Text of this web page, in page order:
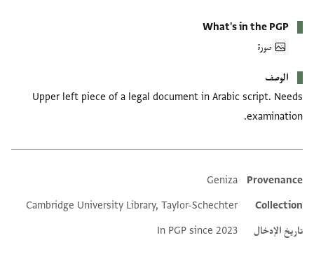
What's in the PGP
صورة
الوصف
Upper left piece of a legal document in Arabic script. Needs
examination.
Additional metadata
Provenance
Geniza
Collection
Cambridge University Library, Taylor-Schechter
تاريخ الإدخال
In PGP since 2023